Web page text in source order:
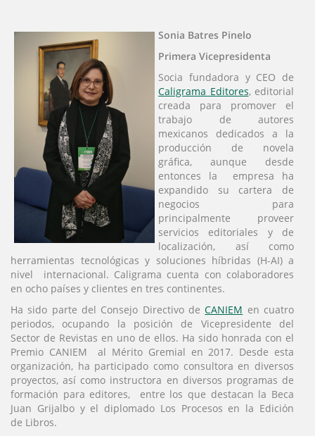
Sonia Batres Pinelo
Primera Vicepresidenta
Socia fundadora y CEO de
Caligrama Editores, editorial
creada para promover el
trabajo de autores
mexicanos dedicados a la
producción de novela
gráfica, aunque desde
entonces la empresa ha
expandido su cartera de
negocios para
principalmente proveer
servicios editoriales y de
localización, así como
herramientas tecnológicas y soluciones híbridas (H-AI) a
nivel internacional. Caligrama cuenta con colaboradores
en ocho países y clientes en tres continentes.
Ha sido parte del Consejo Directivo deCANIEM en cuatro
periodos, ocupando la posición de Vicepresidente del
Sector de Revistas en uno de ellos. Ha sido honrada con el
Premio CANIEM al Mérito Gremial en 2017. Desde esta
organización, ha participado como consultora en diversos
proyectos, así como instructora en diversos programas de
formación para editores, entre los que destacan la Beca
Juan Grijalbo y el diplomado Los Procesos en la Edición
de Libros.